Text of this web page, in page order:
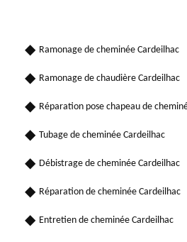
Ramonage de cheminée Cardeilhac
Ramonage de chaudière Cardeilhac
Réparation pose chapeau de
Tubage de cheminée Cardeilhac
Débistrage de cheminée Cardeilhac
Réparation de cheminée Cardeilhac
Entretien de cheminée Cardeilhac